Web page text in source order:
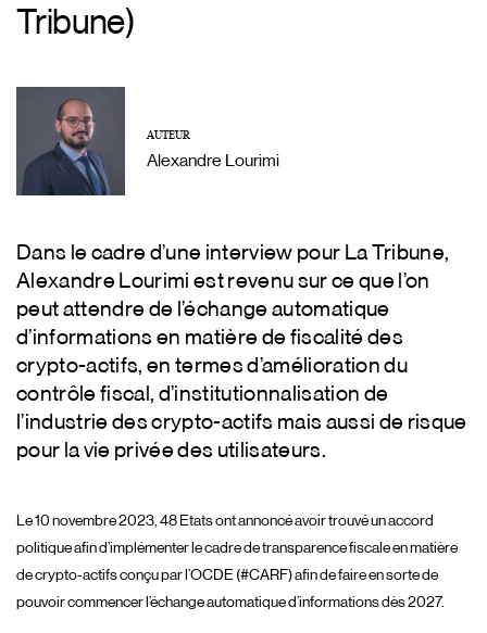
Tribune)
AUTEUR
Alexandre Lourimi
Dans le cadre d’une interview pour La Tribune,
Alexandre Lourimi est revenu sur ce que l’on
peut attendre de l’échange automatique
d’informations en matière de fiscalité des
crypto-actifs, en termes d’amélioration du
contrôle fiscal, d’institutionnalisation de
l’industrie des crypto-actifs mais aussi de risque
pour la vie privée des utilisateurs.
Le 10 novembre 2023, 48 Etats ont annoncé avoir trouvé un accord
politique afin d’implémenter le cadre de transparence fiscale en matière
de crypto-actifs conçu par l’OCDE (#CARF) afin de faire en sorte de
pouvoir commencer l’échange automatique d’informations dès 2027.